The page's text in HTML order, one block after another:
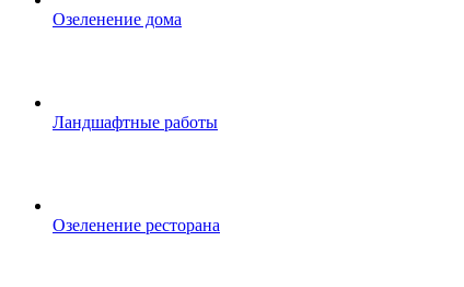
Озеленение дома
Ландшафтные работы
Озеленение ресторана